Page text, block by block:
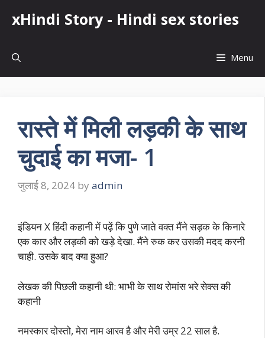
xHindi Story - Hindi sex stories
Menu
रास्ते में मिली लड़की के साथ
चुदाई का मजा- 1
जुलाई 8, 2024 by admin
इंडियन X हिंदी कहानी में पढ़ें कि पुणे जाते वक्त मैंने सड़क के किनारे
एक कार और लड़की को खड़े देखा. मैंने रुक कर उसकी मदद करनी
चाही. उसके बाद क्या हुआ?
लेखक की पिछली कहानी थी: भाभी के साथ रोमांस भरे सेक्स की
कहानी
नमस्कार दोस्तो, मेरा नाम आरव है और मेरी उम्र 22 साल है.